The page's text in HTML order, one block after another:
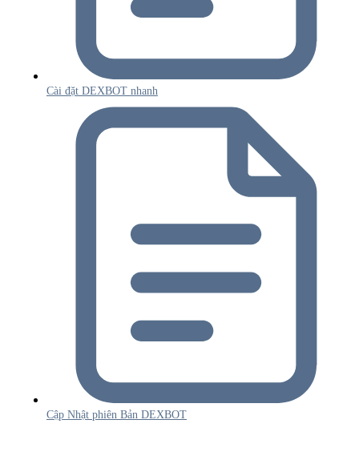
Cài đặt DEXBOT nhanh
Cập Nhật phiên Bản DEXBOT